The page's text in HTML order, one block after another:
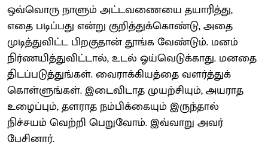
ஒவ்வொரு நாளும் அட்டவணையை தயாரித்து,
எதை படிப்பது என்று குறித்துக்கொண்டு, அதை
முடித்துவிட்ட பிறகுதான் தூங்க வேண்டும். மனம்
நிர்ணயித்துவிட்டால், உடல் ஓய்வெடுக்காது. மனதை
திடப்படுத்துங்கள். வைராக்கியத்தை வளர்த்துக்
கொள்ளுங்கள். இடைவிடாத முயற்சியும், அயராத
உழைப்பும், தளராத நம்பிக்கையும் இருந்தால்
நிச்சயம் வெற்றி பெறுவோம். இவ்வாறு அவர்
பேசினார்.